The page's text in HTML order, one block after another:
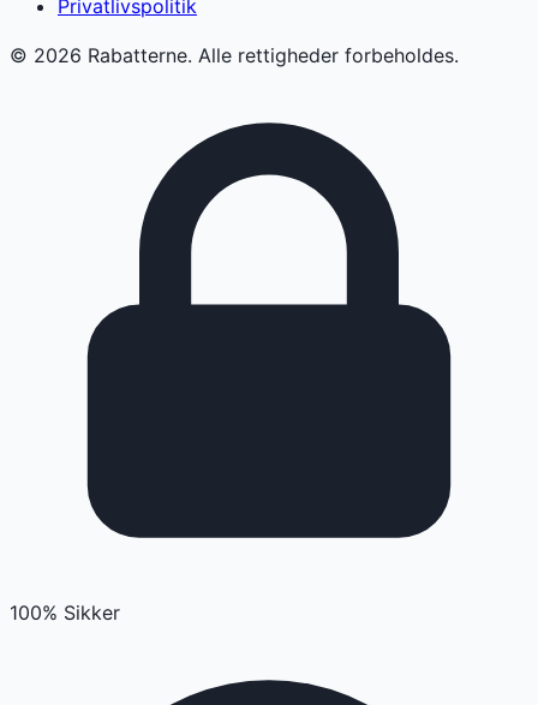
Privatlivspolitik
© 2026 Rabatterne. Alle rettigheder forbeholdes.
100% Sikker